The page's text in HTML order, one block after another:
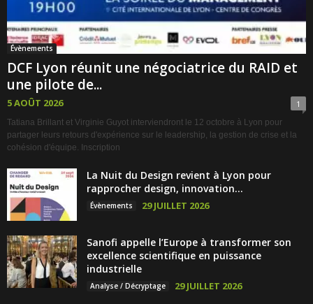
Évènements
DCF Lyon réunit une négociatrice du RAID et
une pilote de...
5 AOÛT 2026 1
Tatiana Brillant et Virginie Guyot interviendront le 12 octobre à Lyon pour
partager leurs retours d'expérience sur le leadership, la gestion de crise et la
cohésion d'équipe. Inscription
La Nuit du Design revient à Lyon pour
rapprocher design, innovation...
Évènements 29 JUILLET 2026
Sanofi appelle l’Europe à transformer son
excellence scientifique en puissance
industrielle
Analyse / Décryptage 29 JUILLET 2026